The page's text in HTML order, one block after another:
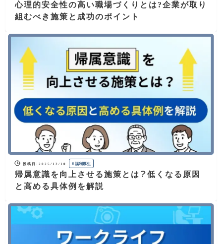
心理的安全性の高い職場づくりとは?企業が取り
組むべき施策と成功のポイント
投稿日 ： 2025/12/10 # 福利厚生
帰属意識を向上させる施策とは？低くなる原因
と高める具体例を解説